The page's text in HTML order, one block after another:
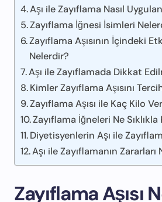
Aşı ile Zayıflama Nasıl
Zayıflama İğnesi İsimleri
Zayıflama Aşısının İçindeki
Nelerdir?
Aşı ile Zayıflamada Dikkat
Kimler Zayıflama Aşısını
Zayıflama Aşısı ile Kaç Kilo
Zayıflama İğneleri Ne Sıklıkla
Diyetisyenlerin Aşı ile
Aşı ile Zayıflamanın Zararları
Zayıflama Aşısı